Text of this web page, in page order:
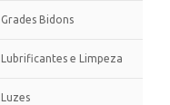
Grades Bidons
Lubrificantes e Limpeza
Luzes